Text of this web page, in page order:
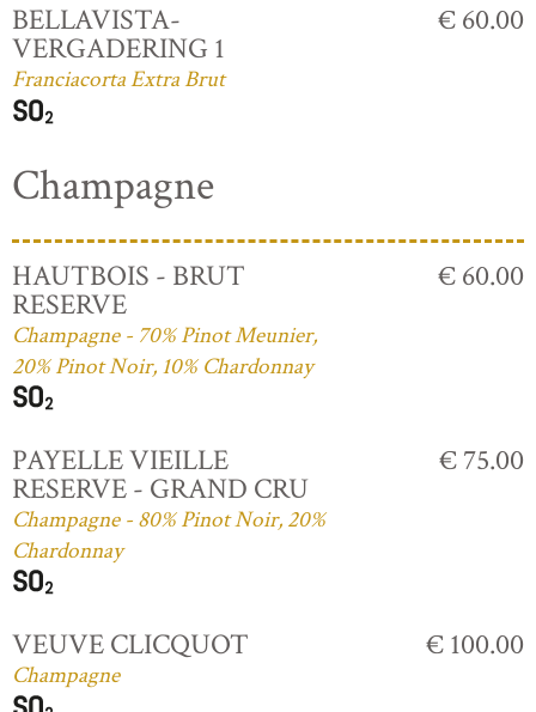
BELLAVISTA-
VERGADERING 1
Franciacorta Extra Brut
€ 60.00
Champagne
HAUTBOIS - BRUT
RESERVE
Champagne - 70% Pinot Meunier,
20% Pinot Noir, 10% Chardonnay
€ 60.00
PAYELLE VIEILLE
RESERVE - GRAND CRU
Champagne - 80% Pinot Noir, 20%
Chardonnay
€ 75.00
VEUVE CLICQUOT
Champagne
€ 100.00